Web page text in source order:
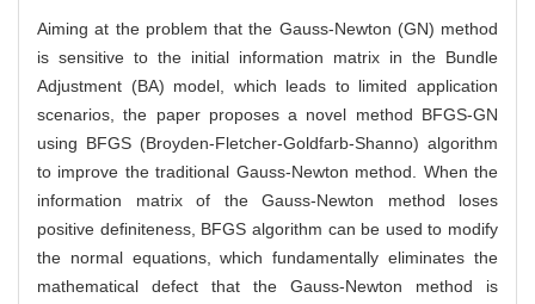
Aiming at the problem that the Gauss-Newton (GN) method
is sensitive to the initial information matrix in the Bundle
Adjustment (BA) model, which leads to limited application
scenarios, the paper proposes a novel method BFGS-GN
using BFGS (Broyden-Fletcher-Goldfarb-Shanno) algorithm
to improve the traditional Gauss-Newton method. When the
information matrix of the Gauss-Newton method loses
positive definiteness, BFGS algorithm can be used to modify
the normal equations, which fundamentally eliminates the
mathematical defect that the Gauss-Newton method is